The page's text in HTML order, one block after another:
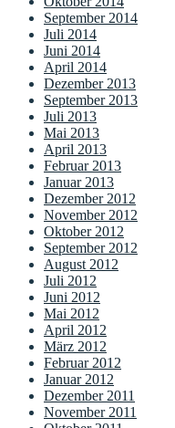
September 2014
Juli 2014
Juni 2014
April 2014
Dezember 2013
September 2013
Juli 2013
Mai 2013
April 2013
Februar 2013
Januar 2013
Dezember 2012
November 2012
Oktober 2012
September 2012
August 2012
Juli 2012
Juni 2012
Mai 2012
April 2012
März 2012
Februar 2012
Januar 2012
Dezember 2011
November 2011